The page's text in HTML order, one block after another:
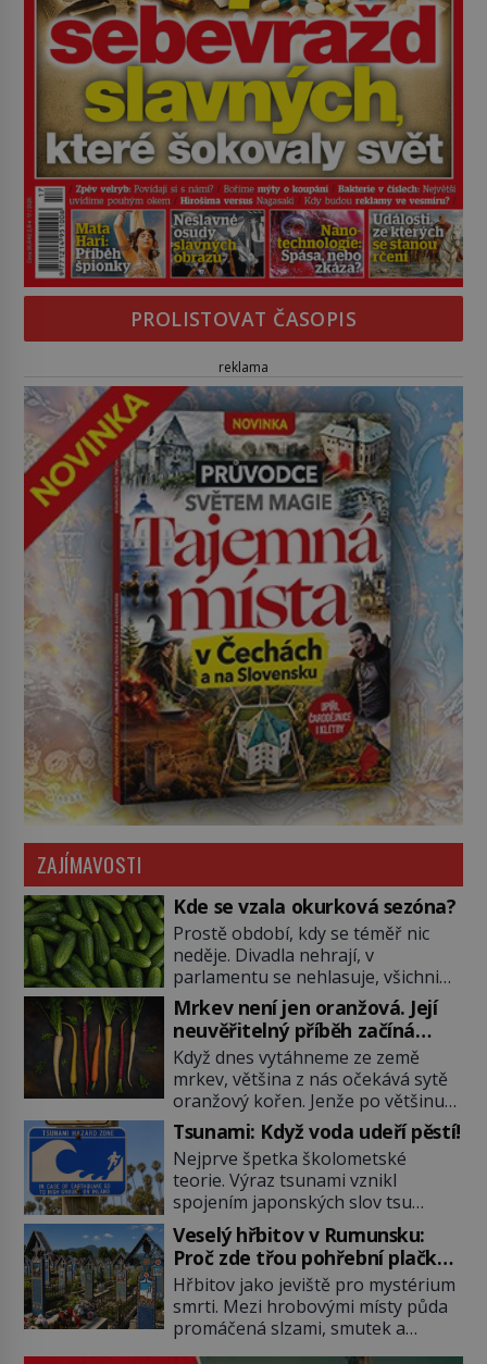
PROLISTOVAT ČASOPIS
reklama
ZAJÍMAVOSTI
Kde se vzala okurková sezóna?
Prostě období, kdy se téměř nic
neděje. Divadla nehrají, v
parlamentu se nehlasuje, všichni
jsou na dovolené a média tak
nemají o čem mluvit a psát. A
vymýšlejí si proto témata, které
nikoho nezajímají. Proč je však ona
letní doba spojovaná zrovna s
okurkami? Okurkovou sezónu
známe už od poloviny 19. století,
ovšem jako Češi […]
Mrkev není jen oranžová. Její
neuvěřitelný příběh začíná
fialovou barvou
Když dnes vytáhneme ze země
mrkev, většina z nás očekává sytě
oranžový kořen. Jenže po většinu
své historie je mrkev všechno
možné, jen ne oranžová. Je fialová,
žlutá, bílá, někdy dokonce téměř
černá. Až díky stovkám let
pečlivého šlechtění se z ní stává
zelenina, bez které si českou
zahradu ani nedokážeme
představit. Její příběh je […]
Tsunami: Když voda udeří pěstí!
Nejprve špetka školometské
teorie. Výraz tsunami vznikl
spojením japonských slov tsu
(přístav) a nami (vlna). Jedná se o
dlouhou vlnu, která je na volném
moři takřka nepostřehnutelná.
Ačkoli je vlnová délka tsunami i 300
kilometrů, výška vlny na volném
moři je maximálně 1,5 metru.
Máme se podobné obří vlny obávat
Veselý hřbitov v Rumunsku:
Proč zde třou pohřební plačky
bídu s nouzí?
Hřbitov jako jeviště pro mystérium
smrti. Mezi hrobovými místy půda
promáčená slzami, smutek a